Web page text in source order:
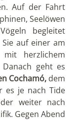
Auf der Fahrt
Seelöwen
begleitet
auf einer am
herzlichem
geht es
Cochamó, dem
es je nach Tide
weiter nach
Gegen Abend